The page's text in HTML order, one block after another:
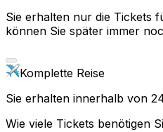
Sie erhalten nur die Tickets
können Sie später immer
Komplette Reise
Sie erhalten innerhalb von
Wie viele Tickets benötigen